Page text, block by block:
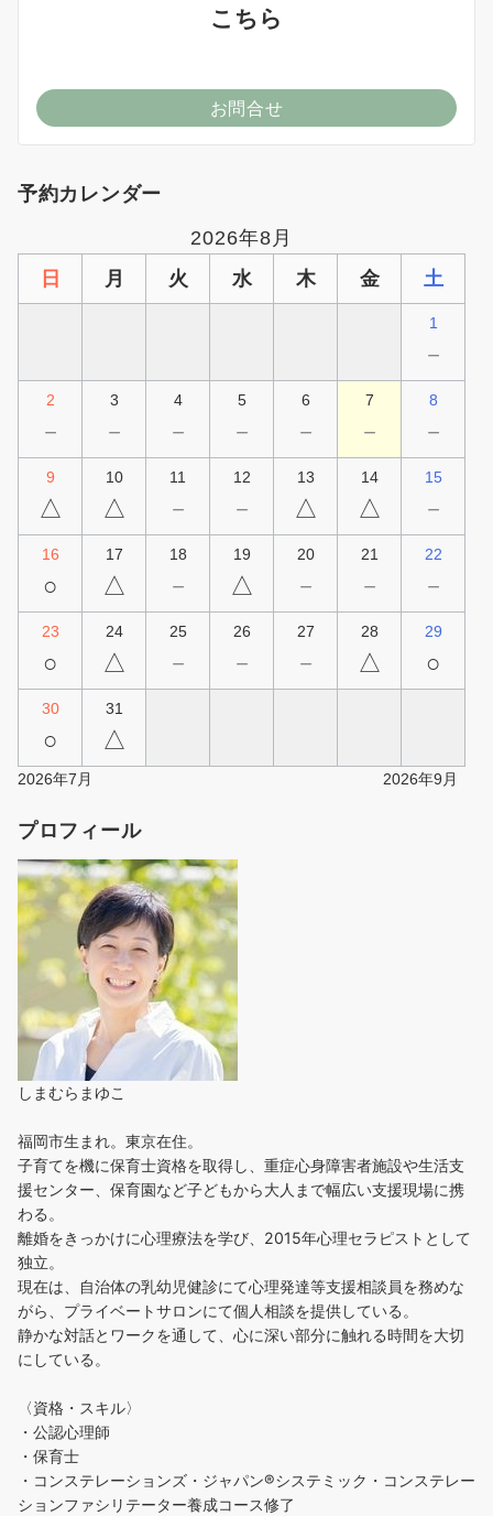
こちら
お問合せ
予約カレンダー
2026年8月
日
月 火 水 木 金 土
1
－
2
－
3
－
4
－
5
－
6
－
7
－
8
－
9
△
10
△
11
－
12
－
13
△
14
△
15
－
16
○
17
△
18
－
19
△
20
－
21
－
22
－
23
○
24
△
25
－
26
－
27
－
28
△
29
○
30
○
31
△
2026年7月 2026年9月
プロフィール
しまむらまゆこ
福岡市生まれ。東京在住。
子育てを機に保育士資格を取得し、重症心身障害者施設や生活支
援センター、保育園など子どもから大人まで幅広い支援現場に携
わる。
離婚をきっかけに心理療法を学び、2015年心理セラピストとして
独立。
現在は、自治体の乳幼児健診にて心理発達等支援相談員を務めな
がら、プライベートサロンにて個人相談を提供している。
静かな対話とワークを通して、心に深い部分に触れる時間を大切
にしている。
〈資格・スキル〉
・公認心理師
・保育士
・コンステレーションズ・ジャパン®︎システミック・コンステレー
ションファシリテーター養成コース修了